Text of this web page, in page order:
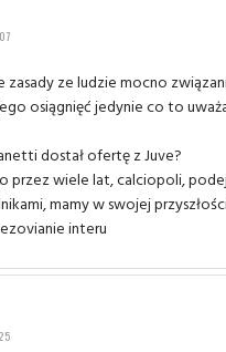
zasady ze ludzie mocno
osiągnięć jedynie co to
dostał ofertę z Juve?
przez wiele lat, calciopoli,
mamy w swojej
interu